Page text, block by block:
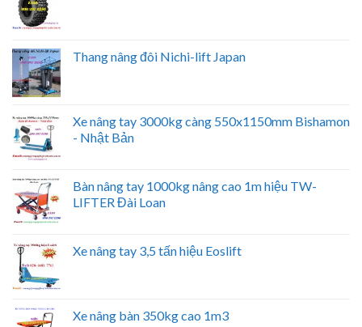
Thang nâng đôi Nichi-lift Japan
Xe nâng tay 3000kg càng 550x1150mm Bishamon
- Nhật Bản
Bàn nâng tay 1000kg nâng cao 1m hiệu TW-
LIFTER Đài Loan
Xe nâng tay 3,5 tấn hiệu Eoslift
Xe nâng bàn 350kg cao 1m3